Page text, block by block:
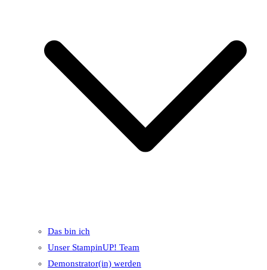
Das bin ich
Unser StampinUP! Team
Demonstrator(in) werden